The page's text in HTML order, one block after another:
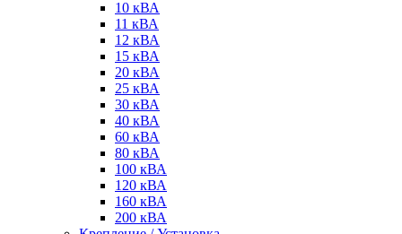
10 кВА
11 кВА
12 кВА
15 кВА
20 кВА
25 кВА
30 кВА
40 кВА
60 кВА
80 кВА
100 кВА
120 кВА
160 кВА
200 кВА